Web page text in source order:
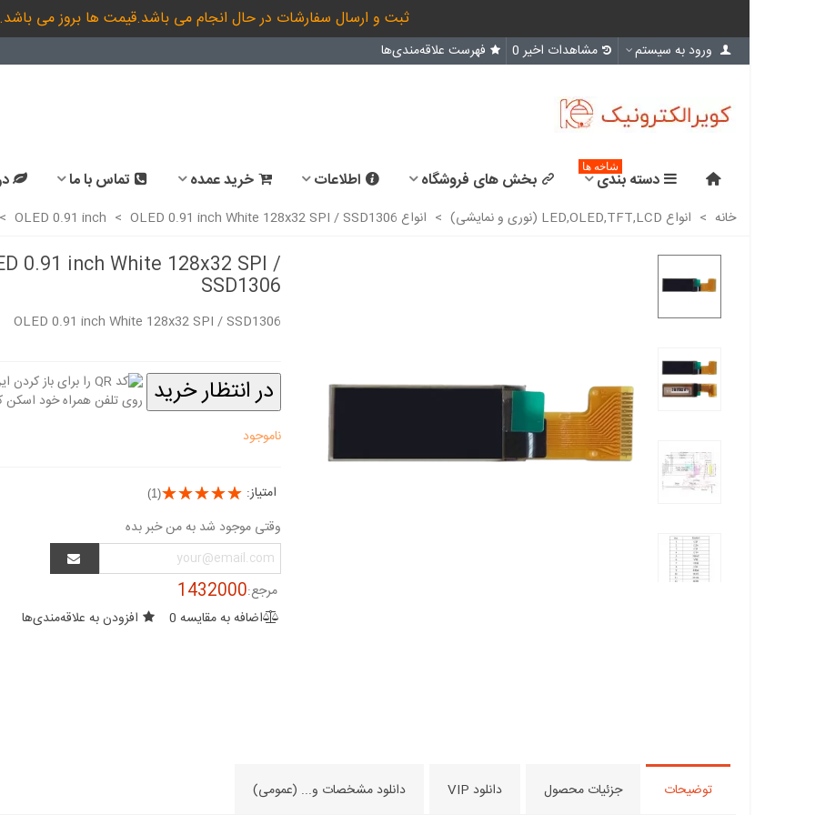
ثبت و ارسال سفارشات در حال انجام می باشد.قیمت ها بروز می باشد.
ورود به سیستم مشاهدات اخیر 0 فهرست علاقه‌مندی‌ها
دسته بندی
شاخه ها
بخش های فروشگاه اطلاعات خرید عمده تماس با ما
خانه > انواع LED,OLED,TFT,LCD (نوری و نمایشی) > انواع OLED > OLED 0.91 inch > OLED 0.91 inch White 128x32 SPI / SSD1306
0.91 inch White 128x32 SPI /
SSD1306
OLED 0.91 inch White 128x32 SPI / SSD1306
در انتظار خرید
ناموجود
امتیاز: (1)
وقتی موجود شد به من خبر بده
مرجع:1432000
اضافه به مقایسه 0 افزودن به علاقه‌مندی‌ها
OLED 0.91 inch OLED
Module Blue 128x32 SPI /...
OLED 0.91 inch OLED
Module White 128x32 SPI /...
3,047,000 ریال
0.91 inch OLED
128x32 IIC /...
Blue 128x32
IIC / SSD1306
0.91 inch White
IIC / SSD1306
توضیحات جزئیات محصول دانلود VIP دانلود مشخصات و... (عمومی)